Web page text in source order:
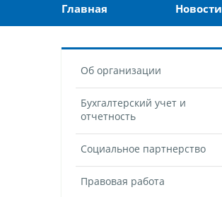
Главная Новости
Об организации
Бухгалтерский учет и
отчетность
Социальное партнерство
Правовая работа